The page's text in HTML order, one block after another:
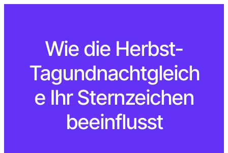
Wie die Herbst-
Tagundnachtgleich
e Ihr Sternzeichen
beeinflusst